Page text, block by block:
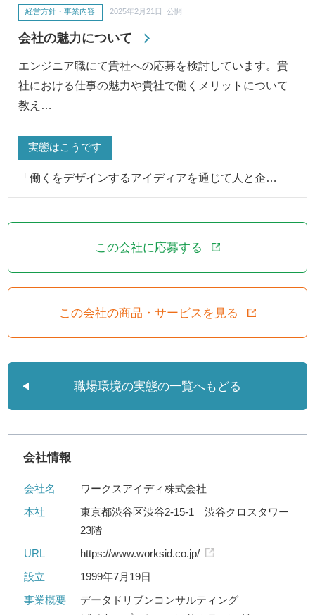
会社の魅力について
経営方針・事業内容 2025年2月21日 公開
エンジニア職にて貴社への応募を検討しています。貴
社における仕事の魅力や貴社で働くメリットについて
教え…
実態はこうです
「働くをデザインするアイディアを通じて人と企…
この会社に応募する
この会社の商品・サービスを見る
職場環境の実態の一覧へもどる
会社情報
会社名
ワークスアイディ株式会社
本社
東京都渋谷区渋谷2-15-1 渋谷クロスタワー
23階
URL
https://www.worksid.co.jp/
設立
1999年7月19日
事業概要
データドリブンコンサルティング